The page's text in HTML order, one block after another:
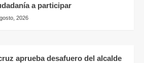
a participar
2026
aprueba desafuero del alcalde